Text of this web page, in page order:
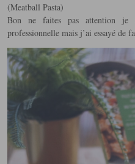
(Meatball Pasta)
Bon ne faites pas attention je
professionnelle mais j’ai essayé de